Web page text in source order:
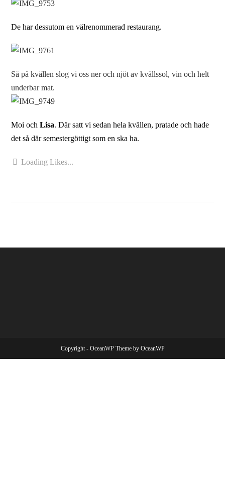
De har dessutom en välrenommerad restaurang.
Så på kvällen slog vi oss ner och njöt av kvällssol, vin och helt
underbar mat.
Moi ochLisa. Där satt vi sedan hela kvällen, pratade och hade
det så där semestergöttigt som en ska ha.
Loading Likes...
Copyright - OceanWP Theme by OceanWP